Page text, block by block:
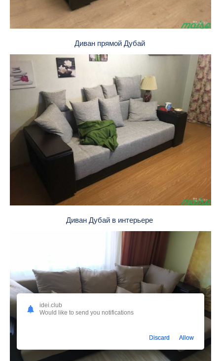
Диван прямой Дубай
Диван Дубай в интерьере
idei.club
Would like to send you notifications
Discard Allow